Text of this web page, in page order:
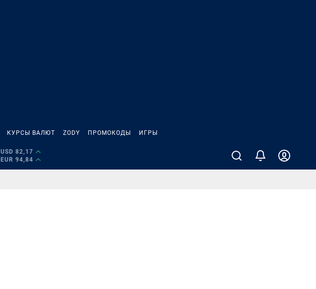
КУРСЫ ВАЛЮТ ZODY ПРОМОКОДЫ ИГРЫ
USD 82,17
EUR 94,84